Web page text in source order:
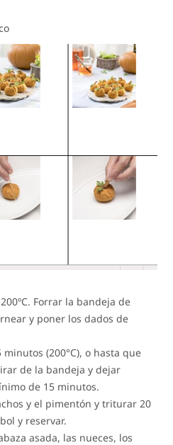
Forrar la bandeja de
y poner los dados de
(200°C), o hasta que
de la bandeja y dejar
de 15 minutos.
y el pimentón y triturar 20
y reservar.
asada, las nueces, los